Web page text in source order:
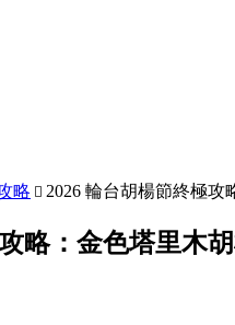
略  2026 輪台胡楊節終極
略：金色塔里木